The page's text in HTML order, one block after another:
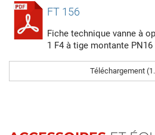
FT 156
Fiche technique vanne à
1 F4 à tige montante PN16
Téléchargement